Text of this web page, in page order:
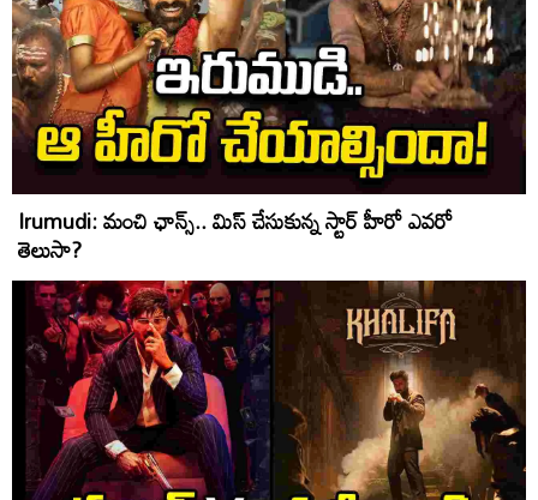
Irumudi: మంచి ఛాన్స్‌.. మిస్ చేసుకున్న స్టార్ హీరో ఎవ‌రో
తెలుసా?